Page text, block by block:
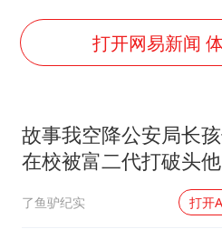
24小时
打开网易新闻
故事我空降公安局长
在校被富二代打破头他
了鱼驴纪实 打开